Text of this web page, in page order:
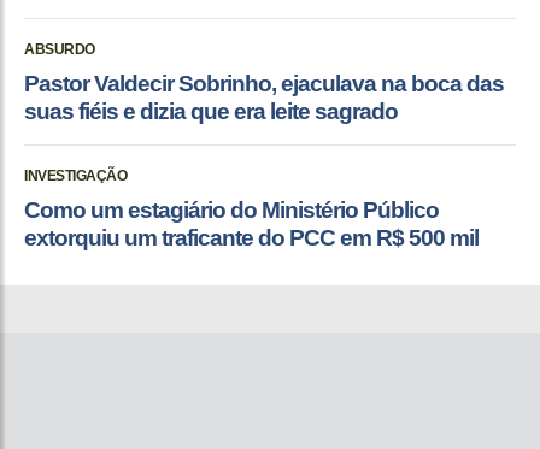
ABSURDO
Pastor Valdecir Sobrinho, ejaculava na boca das
suas fiéis e dizia que era leite sagrado
INVESTIGAÇÃO
Como um estagiário do Ministério Público
extorquiu um traficante do PCC em R$ 500 mil